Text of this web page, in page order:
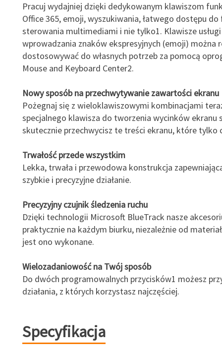
Pracuj wydajniej dzięki dedykowanym klawiszom
Office 365, emoji, wyszukiwania, łatwego dostępu do
sterowania multimediami i nie tylko1. Klawisze
wprowadzania znaków ekspresyjnych (emoji) można
dostosowywać do własnych potrzeb za pomocą
Mouse and Keyboard Center2.
Nowy sposób na przechwytywanie zawartości ekranu
Pożegnaj się z wieloklawiszowymi kombinacjami
specjalnego klawisza do tworzenia wycinków ekranu
skutecznie przechwycisz te treści ekranu, które tylko
Trwałość przede wszystkim
Lekka, trwała i przewodowa konstrukcja
szybkie i precyzyjne działanie.
Precyzyjny czujnik śledzenia ruchu
Dzięki technologii Microsoft BlueTrack nasze
praktycznie na każdym biurku, niezależnie od
jest ono wykonane.
Wielozadaniowość na Twój sposób
Do dwóch programowalnych przycisków1 możesz
działania, z których korzystasz najczęściej.
Specyfikacja